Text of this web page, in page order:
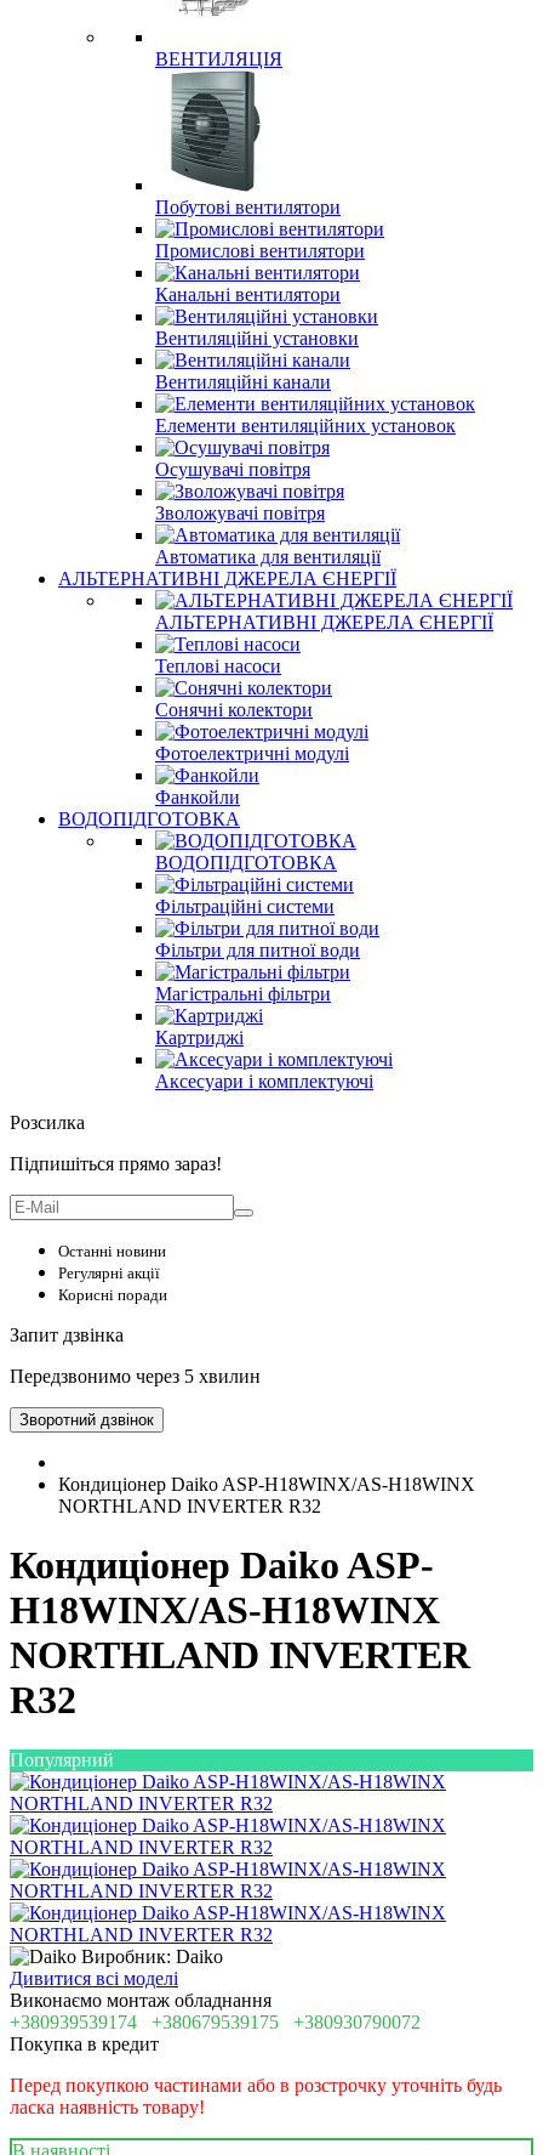
ВЕНТИЛЯЦІЯ
Побутові вентилятори
Промислові вентилятори
Канальні вентилятори
Вентиляційні установки
Вентиляційні канали
Елементи вентиляційних установок
Осушувачі повітря
Зволожувачі повітря
Автоматика для вентиляції
АЛЬТЕРНАТИВНІ ДЖЕРЕЛА ЄНЕРГІЇ
АЛЬТЕРНАТИВНІ ДЖЕРЕЛА ЄНЕРГІЇ
Теплові насоси
Сонячні колектори
Фотоелектричні модулі
Фанкойли
ВОДОПІДГОТОВКА
ВОДОПІДГОТОВКА
Фільтраційні системи
Фільтри для питної води
Магістральні фільтри
Картриджі
Аксесуари і комплектуючі
Розсилка
Підпишіться прямо зараз!
Останні новини
Регулярні акції
Корисні поради
Запит дзвінка
Передзвонимо через 5 хвилин
Зворотний дзвінок
Кондиціонер Daiko ASP-H18WINX/AS-H18WINX
NORTHLAND INVERTER R32
Кондиціонер Daiko ASP-
H18WINX/AS-H18WINX
NORTHLAND INVERTER
R32
Популярний
Виробник: Daiko
Дивитися всі моделі
Виконаємо монтаж обладнання
+380939539174 +380679539175 +380930790072
Покупка в кредит
Перед покупкою частинами або в розстрочку уточніть будь
ласка наявність товару!
В наявності